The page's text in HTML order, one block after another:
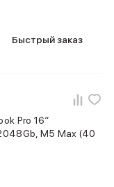
Быстрый заказ
Pro 16″
M5 Max (40